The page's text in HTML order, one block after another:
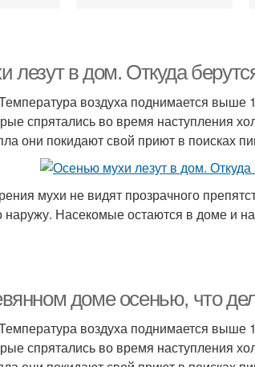
доме
Муха в закрытом
помещении
лезут в дом. Откуда
воздуха поднимается
спрятались во время наступления
они покидают свой приют в поисках
мухи не видят прозрачного
наружу. Насекомые остаются в доме и
доме осенью, что
воздуха поднимается
спрятались во время наступления